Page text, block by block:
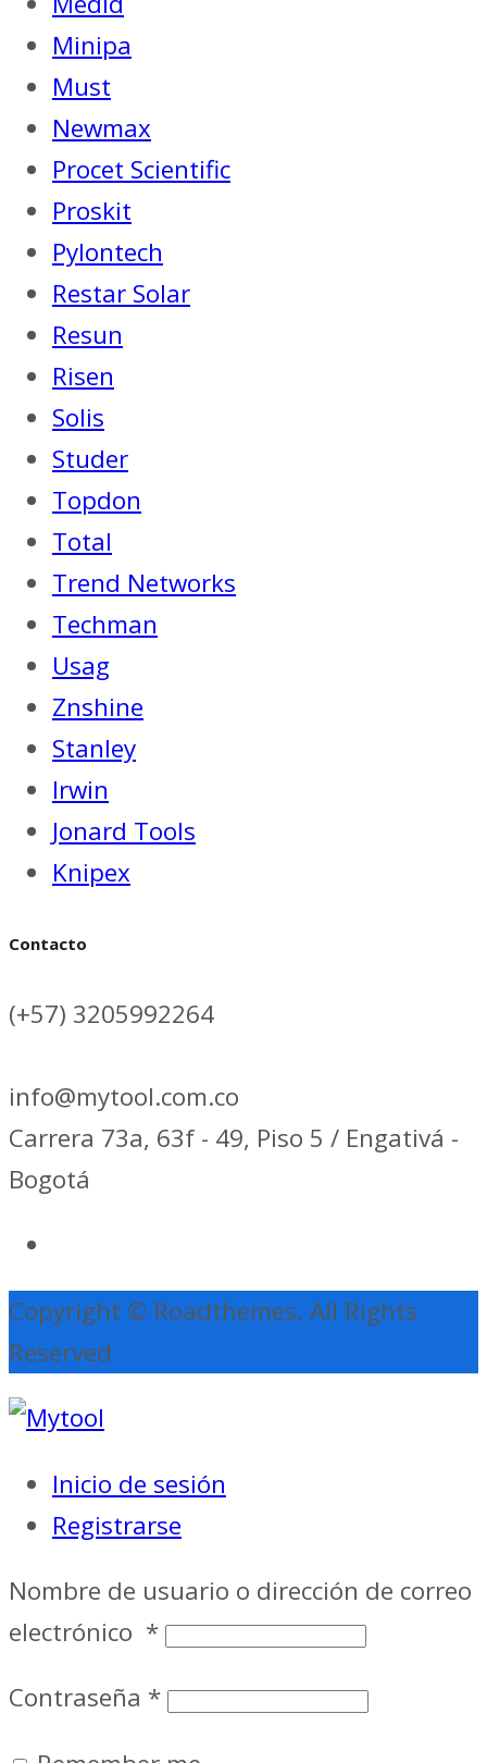
Minipa
Must
Newmax
Procet Scientific
Proskit
Pylontech
Restar Solar
Resun
Risen
Solis
Studer
Topdon
Total
Trend Networks
Techman
Usag
Znshine
Stanley
Irwin
Jonard Tools
Knipex
Contacto
(+57) 3205992264
info@mytool.com.co
Carrera 73a, 63f - 49, Piso 5 / Engativá -
Bogotá
Copyright © Roadthemes. All Rights
Reserved
Inicio de sesión
Registrarse
Nombre de usuario o dirección de correo
electrónico *
Contraseña *